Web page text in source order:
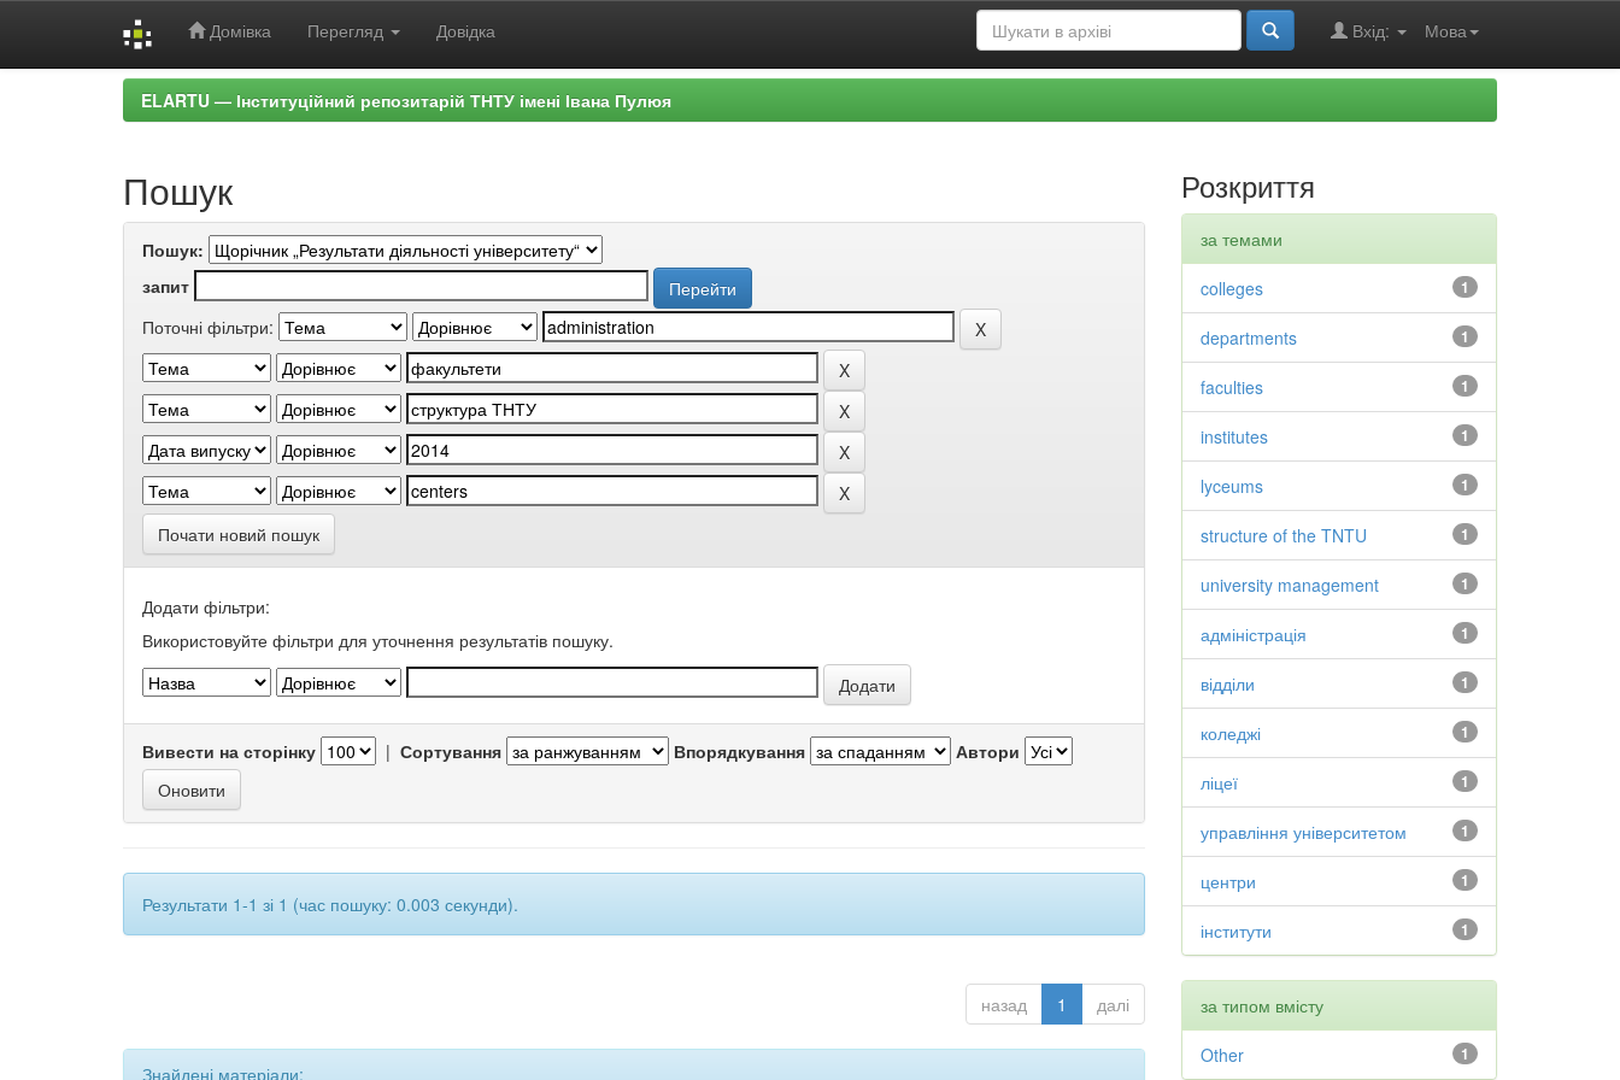
Домівка Перегляд Довідка Мова
Вхід:
ELARTU — Інституційний репозитарій ТНТУ імені Івана Пулюя
Пошук
Пошук:
запит
Поточні фільтри:
Почати новий пошук
Додати фільтри:
Використовуйте фільтри для уточнення результатів пошуку.
Вивести на сторінку | Сортування Впорядкування Автори
Результати 1-1 зі 1 (час пошуку: 0.003 секунди).
назад 1 далі
Знайдені матеріали:
Розкриття
за темами
1
colleges
1
departments
1
faculties
1
institutes
1
lyceums
1
structure of the TNTU
1
university management
1
адміністрація
1
відділи
1
коледжі
1
ліцеї
1
управління університетом
1
центри
1
інститути
за типом вмісту
1
Other